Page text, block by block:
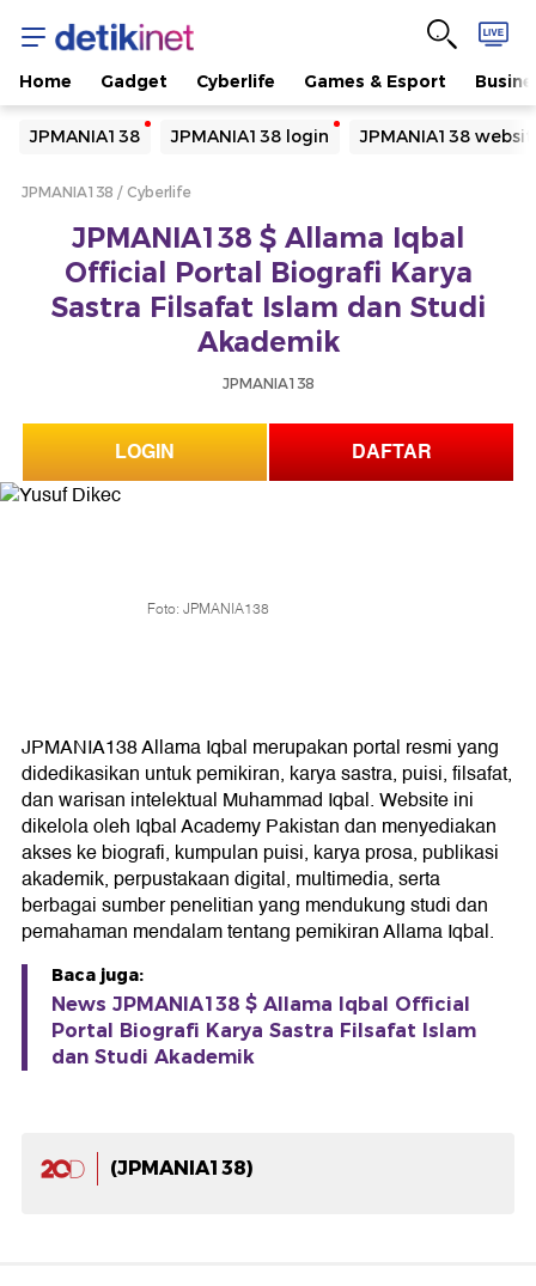
Home Gadget Cyberlife Games & Esport
JPMANIA138 JPMANIA138 login JPMANIA138
Yang sedang ramai dicari
Loading...
Loading...
JPMANIA138 Cyberlife
JPMANIA138 $ Allama Iqbal
Official Portal Biografi Karya
Sastra Filsafat Islam dan Studi
Akademik
JPMANIA138
LOGIN DAFTAR
Foto: JPMANIA138
JPMANIA138 Allama Iqbal merupakan portal resmi yang
didedikasikan untuk pemikiran, karya sastra, puisi, filsafat,
dan warisan intelektual Muhammad Iqbal. Website ini
dikelola oleh Iqbal Academy Pakistan dan menyediakan
akses ke biografi, kumpulan puisi, karya prosa, publikasi
akademik, perpustakaan digital, multimedia, serta
berbagai sumber penelitian yang mendukung studi dan
pemahaman mendalam tentang pemikiran Allama Iqbal.
Baca juga:
News JPMANIA138 $ Allama Iqbal Official
Portal Biografi Karya Sastra Filsafat Islam
dan Studi Akademik
(JPMANIA138)